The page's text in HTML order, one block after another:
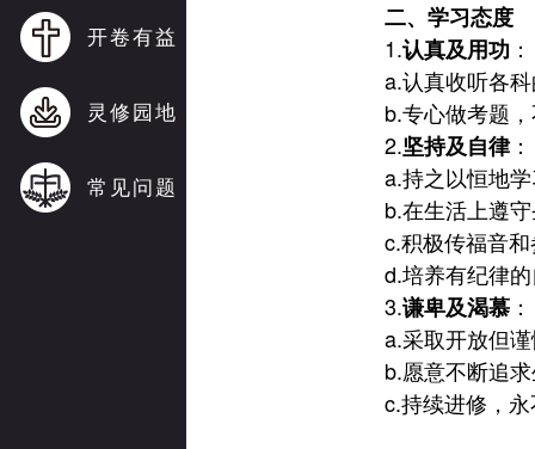
开卷有益
灵修园地
常见问题
二、学习态度
1.认真及用功 ：
a.认真收听各
b.专心做考题
2.坚持及自律：
a.持之以恒地
b.在生活上遵
c.积极传福音
d.培养有纪律
3.谦卑及渴慕 ：
a.采取开放但
b.愿意不断追
c.持续进修，